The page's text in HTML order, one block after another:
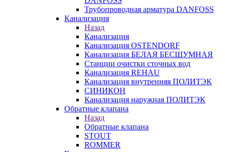
Трубопроводная арматура DANFOSS
Канализация
Назад
Канализация
Канализация OSTENDORF
Канализация БЕЛАЯ БЕСШУМНАЯ
Станции очистки сточных вод
Канализация REHAU
Канализация внутренняя ПОЛИТЭК
СИНИКОН
Канализация наружная ПОЛИТЭК
Обратные клапана
Назад
Обратные клапана
STOUT
ROMMER